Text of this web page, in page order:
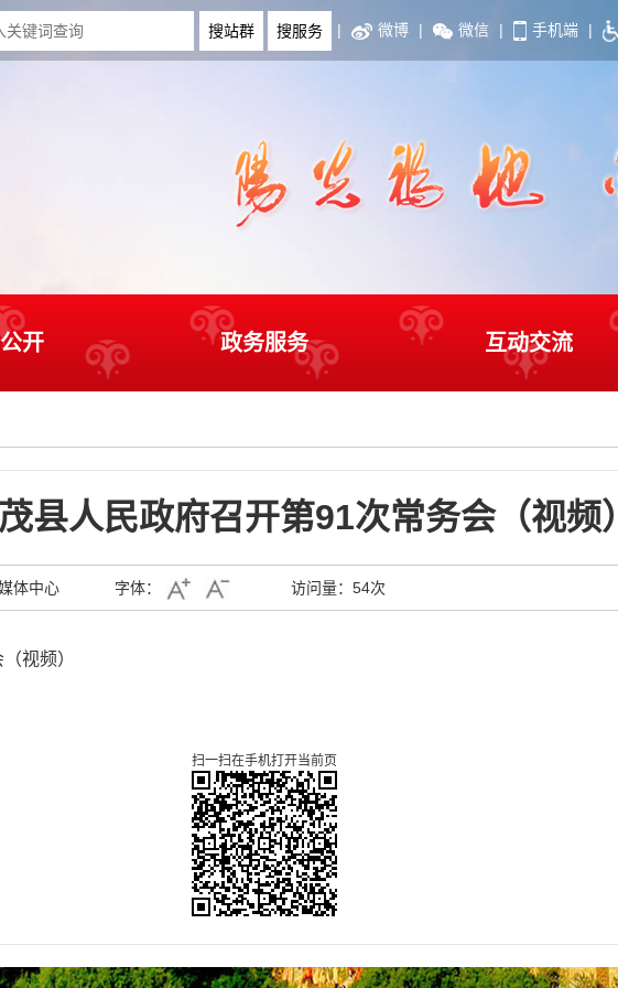
| 微博 | 微信 | 手机端 |
开 政务服务 互动交流
县人民政府召开第91次常务会（视频）
体中心 字体： 访问量： 54次
视频）
扫一扫在手机打开当前页